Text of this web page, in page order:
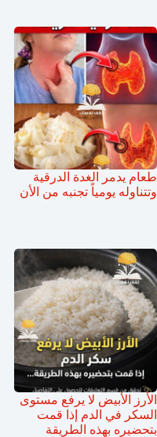
طعام يدمر الغدة الدرقية
وتتناوله يومياً تجنبه من الأن
الأرز الأبيض لا يرفع مستوى
السكر في الدم إذا قمت
بتحضيره بهذه الطريقة